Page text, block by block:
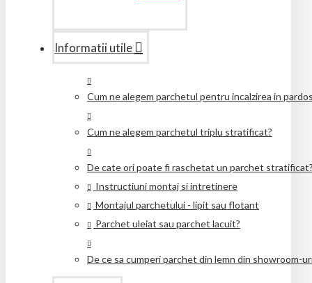
Informatii utile
Cum ne alegem parchetul pentru incalzirea in
Cum ne alegem parchetul triplu stratificat?
De cate ori poate fi raschetat un parchet
Instructiuni montaj si intretinere
Montajul parchetului - lipit sau flotant
Parchet uleiat sau parchet lacuit?
De ce sa cumperi parchet din lemn din showroom-